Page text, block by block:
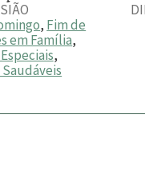
, Fim de
em Família,
,